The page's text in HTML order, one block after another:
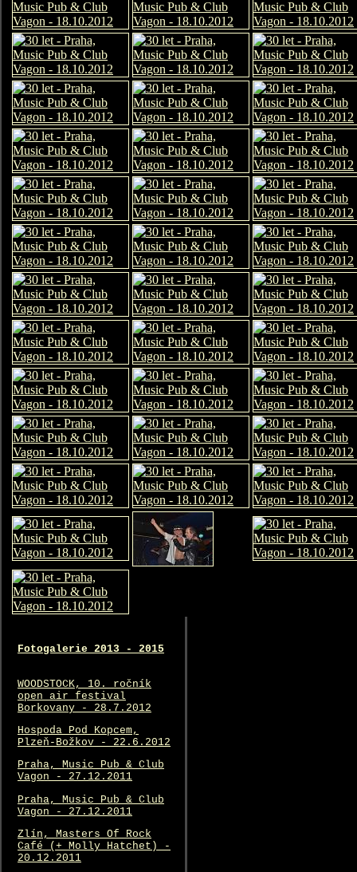
Fotogalerie 2013 - 2015
WOODSTOCK, 10. ročník
open air festival
Borkovany - 28.7.2012
Hospoda Pod Kopcem,
Plzeň-Božkov - 22.6.2012
Praha, Music Pub & Club
Vagon - 27.12.2011
Praha, Music Pub & Club
Vagon - 27.12.2011
Zlín, Masters Of Rock
Café (+ Molly Hatchet) -
20.12.2011